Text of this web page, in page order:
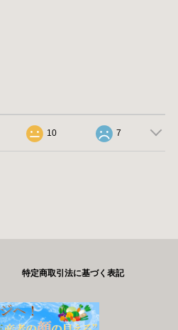
10 7
特定商取引法に基づく表記